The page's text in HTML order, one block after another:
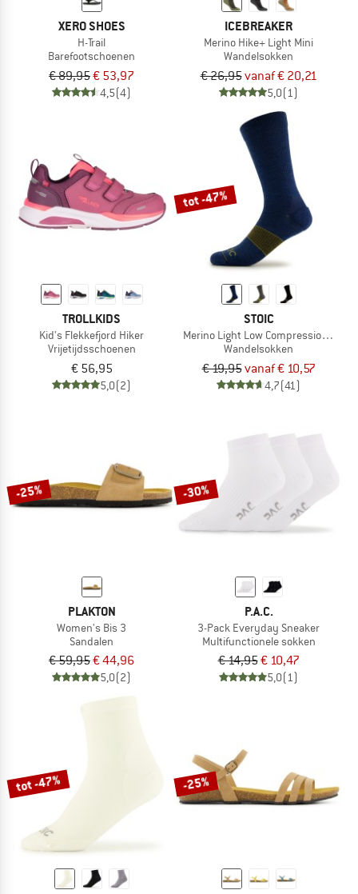
XERO SHOES
H-Trail
Barefootschoenen
€ 89,95€ 53,97
4,5(4)
ICEBREAKER
Merino Hike+ Light Mini
Wandelsokken
€ 26,95vanaf € 20,21
5,0(1)
TROLLKIDS
Kid's Flekkefjord Hiker
Vrijetijdsschoenen
€ 56,95
5,0(2)
tot -47%
STOIC
Merino Light Low Compression Socks
Wandelsokken
€ 19,95vanaf € 10,57
4,7(41)
-25%
PLAKTON
Women's Bis 3
Sandalen
€ 59,95€ 44,96
5,0(2)
-30%
P.A.C.
3-Pack Everyday Sneaker
Multifunctionele sokken
€ 14,95€ 10,47
5,0(1)
tot -47% -25%